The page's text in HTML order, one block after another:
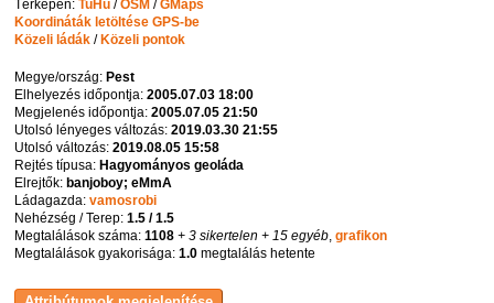
Térképen:TuHu /OSM /GMaps
Koordináták letöltése GPS-be
Közeli ládák / Közeli pontok
Megye/ország: Pest
Elhelyezés időpontja:2005.07.03 18:00
Megjelenés időpontja:2005.07.05 21:50
Utolsó lényeges változás:2019.03.30 21:55
Utolsó változás:2019.08.05 15:58
Rejtés típusa: Hagyományos geoláda
Elrejtők: banjoboy; eMmA
Ládagazda:vamosrobi
Nehézség / Terep:1.5 / 1.5
Megtalálások száma:1108 + 3 sikertelen + 15 egyéb,grafikon
Megtalálások gyakorisága:1.0 megtalálás hetente